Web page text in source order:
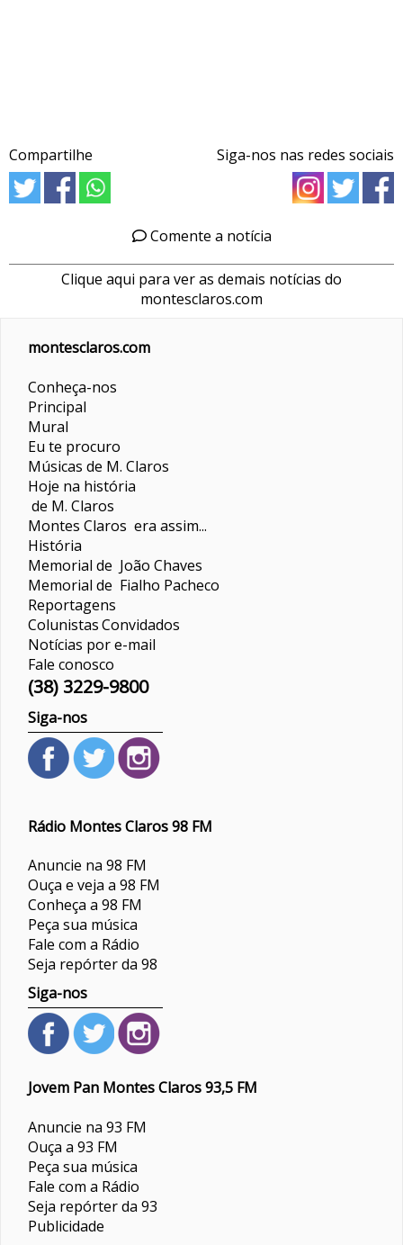
Compartilhe Siga-nos nas redes sociais
Comente a notícia
Clique aqui para ver as demais notícias do
montesclaros.com
montesclaros.com
Conheça-nos
Principal
Mural
Eu te procuro
Músicas de M. Claros
Hoje na história
de M. Claros
Montes Claros era assim...
História
Memorial de João Chaves
Memorial de Fialho Pacheco
Reportagens
ColunistasConvidados
Notícias por e-mail
Fale conosco
(38) 3229-9800
Siga-nos
Rádio Montes Claros 98 FM
Anuncie na 98 FM
Ouça e veja a 98 FM
Conheça a 98 FM
Peça sua música
Fale com a Rádio
Seja repórter da 98
Siga-nos
Jovem Pan Montes Claros 93,5 FM
Anuncie na 93 FM
Ouça a 93 FM
Peça sua música
Fale com a Rádio
Seja repórter da 93
Publicidade